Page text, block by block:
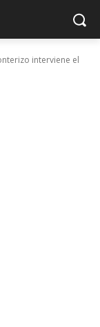
interviene el